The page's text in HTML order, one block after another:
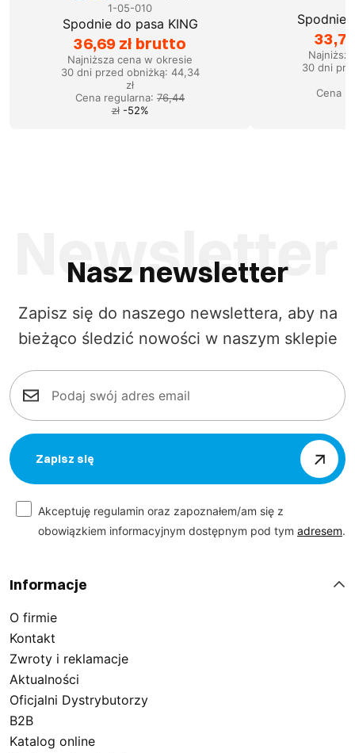
1-05-010
Spodnie do pasa KING
36,69 zł brutto
Najniższa cena w okresie
30 dni przed obniżką: 44,34
zł
Cena regularna: 76,44
zł -52%
Spodnie
30 dni
Cena
Nasz newsletter
Zapisz się do naszego newslettera, aby na
bieżąco śledzić nowości w naszym sklepie
Zapisz się
Akceptuję regulamin oraz zapoznałem/am się z
obowiązkiem informacyjnym dostępnym pod tym adresem.
Informacje
O firmie
Kontakt
Zwroty i reklamacje
Aktualności
Oficjalni Dystrybutorzy
B2B
Katalog online